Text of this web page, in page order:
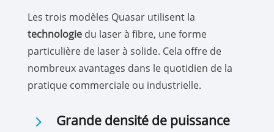
Les trois modèles Quasar utilisent la
technologiedu laser à fibre, une forme
particulière de laser à solide. Cela offre de
nombreux avantages dans le quotidien de la
pratique commerciale ou industrielle.
5 Grande densité de puissance